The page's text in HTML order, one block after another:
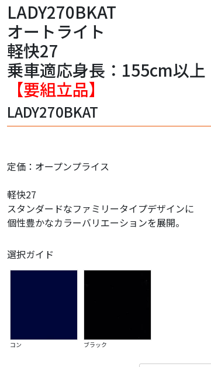
LADY270BKAT
オートライト
軽快27
乗車適応身長：155cm以上
【要組立品】
LADY270BKAT
定価：オープンプライス
軽快27
スタンダードなファミリータイプデザインに
個性豊かなカラーバリエーションを展開。
選択ガイド
コン ブラック